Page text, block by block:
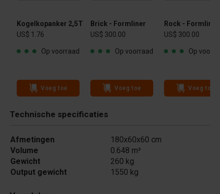
Kogelkopanker 2,5T
US$ 1.76
Op voorraad
Voeg toe
Brick - Formliner
US$ 300.00
Op voorraad
Voeg toe
Rock - Formliner
US$ 300.00
Op
Voeg toe
Technische specificaties
Afmetingen
180x60x60 cm
Volume
0.648 m³
Gewicht
260 kg
Output gewicht
1550 kg